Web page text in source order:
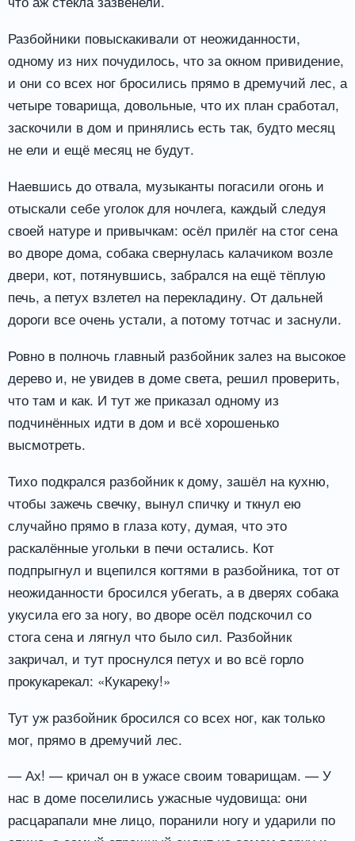
Разбойники повыскакивали от неожиданности,
одному из них почудилось, что за окном привидение,
и они со всех ног бросились прямо в дремучий лес, а
четыре товарища, довольные, что их план сработал,
заскочили в дом и принялись есть так, будто месяц
не ели и ещё месяц не будут.
Наевшись до отвала, музыканты погасили огонь и
отыскали себе уголок для ночлега, каждый следуя
своей натуре и привычкам: осёл прилёг на стог сена
во дворе дома, собака свернулась калачиком возле
двери, кот, потянувшись, забрался на ещё тёплую
печь, а петух взлетел на перекладину. От дальней
дороги все очень устали, а потому тотчас и заснули.
Ровно в полночь главный разбойник залез на высокое
дерево и, не увидев в доме света, решил проверить,
что там и как. И тут же приказал одному из
подчинённых идти в дом и всё хорошенько
высмотреть.
Тихо подкрался разбойник к дому, зашёл на кухню,
чтобы зажечь свечку, вынул спичку и ткнул ею
случайно прямо в глаза коту, думая, что это
раскалённые угольки в печи остались. Кот
подпрыгнул и вцепился когтями в разбойника, тот от
неожиданности бросился убегать, а в дверях собака
укусила его за ногу, во дворе осёл подскочил со
стога сена и лягнул что было сил. Разбойник
закричал, и тут проснулся петух и во всё горло
прокукарекал: «Кукареку!»
Тут уж разбойник бросился со всех ног, как только
мог, прямо в дремучий лес.
— Ах! — кричал он в ужасе своим товарищам. — У
нас в доме поселились ужасные чудовища: они
расцарапали мне лицо, поранили ногу и ударили по